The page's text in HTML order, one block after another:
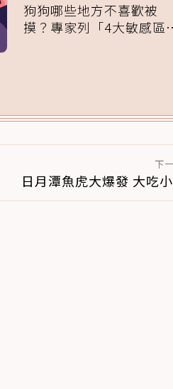
狗狗哪些地方不喜歡被
摸？專家列「4大敏感區
下
日月潭魚虎大爆發 大吃